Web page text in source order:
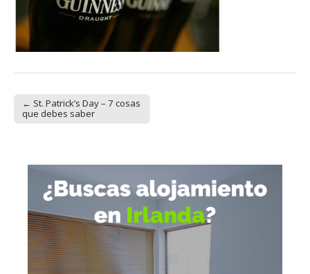
Post navigation
← St. Patrick’s Day – 7 cosas
que debes saber